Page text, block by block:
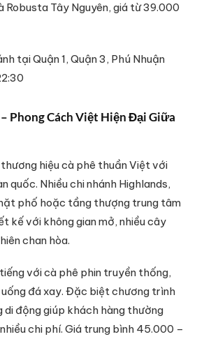
Robusta Tây Nguyên, giá từ 39.000
tại Quận 1, Quận 3, Phú Nhuận
Phong Cách Việt Hiện Đại Giữa
hiệu cà phê thuần Việt với
quốc. Nhiều chi nhánh Highlands,
phố hoặc tầng thượng trung tâm
kế với không gian mở, nhiều cây
chan hòa.
với cà phê phin truyền thống,
đá xay. Đặc biệt chương trình
di động giúp khách hàng thường
chi phí. Giá trung bình 45.000 –